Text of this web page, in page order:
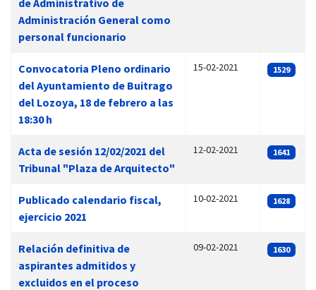
de Administrativo de
Administración General como
personal funcionario
Convocatoria Pleno ordinario
del Ayuntamiento de Buitrago
del Lozoya, 18 de febrero a las
18:30 h
15-02-2021 1529
Acta de sesión 12/02/2021 del
Tribunal "Plaza de Arquitecto"
12-02-2021 1641
Publicado calendario fiscal,
ejercicio 2021
10-02-2021 1628
Relación definitiva de
aspirantes admitidos y
excluidos en el proceso
09-02-2021 1630